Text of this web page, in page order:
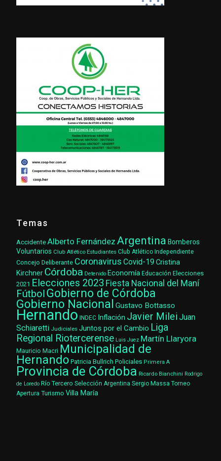
Temas
AccidenteAlberto Fernández Argentina Bomberos
Voluntarios Club Atlético Estudiantes Club Atlético Independiente
Concejo Deliberante Coronavirus Covid-19 Cristina
Kirchner Córdoba Detenido Economía Educación Elecciones
2021 Elecciones 2023 Fiesta Nacional del Maní
Fútbol Gobierno de Córdoba
Gobierno Nacional Gustavo Bottasso
Hernando INDEC Inflación Javier Milei Juan
Schiaretti Judiciales Juntos por el Cambio Liga
Regional Riotercerense Luis Juez Martín Llaryora
Mauricio Macri Municipalidad de
Hernando Patricia Bullrich Policiales Primera A
Provincia de Córdoba Ricardo Bianchini Rodrigo
de Loredo Río Tercero Selección Argentina Sergio Massa Torneo
Apertura Turismo Villa María